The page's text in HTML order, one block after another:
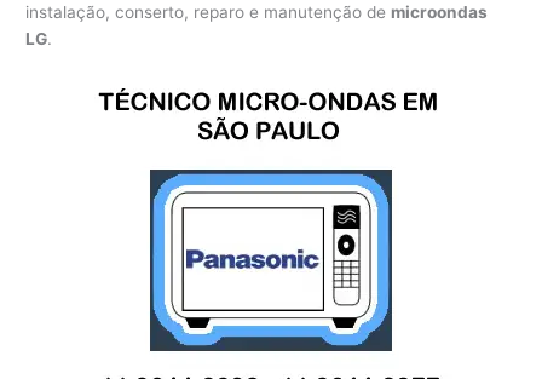
instalação, conserto, reparo e manutenção de microondas
LG.